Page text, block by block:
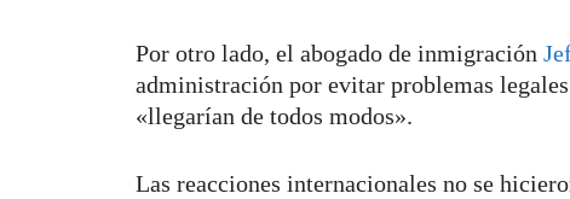
Por otro lado, el abogado de inmigración
administración por evitar problemas
«llegarían de todos modos».
Las reacciones internacionales no se